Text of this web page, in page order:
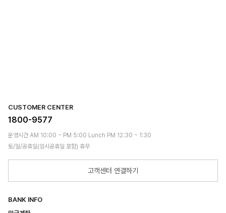
CUSTOMER CENTER
1800-9577
운영시간 AM 10:00 ~ PM 5:00 Lunch PM 12:30 ~ 1:30
토/일/공휴일(임시공휴일 포함) 휴무
고객센터 연결하기
BANK INFO